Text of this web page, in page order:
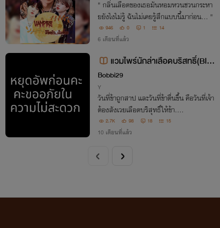
" กลิ่นเลือดของเธอมันหอมหวนชวนกระหา
ยยังไงไม่รู้ ฉันไม่เคยรู้สึกแบบนี้มาก่อน... "
946 0 1 14
6 เดือนที่แล้ว
แวมไพร์นักล่าเลือดบริสทธิ์(Blo
od hunter Vampire)
Bobbi29
Y
วันที่ข้าถูกสาป และวันที่ข้าตื่นขึ้น คือวันที่เจ้า
ต้องสังเวยเลือดบริสุทธิ์ให้ข้า....
2.7K 98 18 15
10 เดือนที่แล้ว